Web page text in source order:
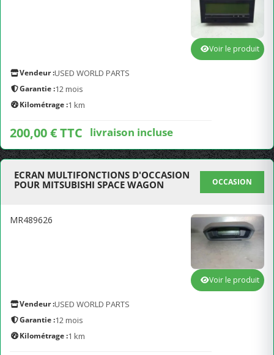
Vendeur :USED WORLD PARTS
Garantie :12 mois
Kilométrage :1 km
200,00 € TTC livraison incluse
Voir le produit
ECRAN MULTIFONCTIONS D'OCCASION
POUR MITSUBISHI SPACE WAGON
OCCASION
MR489626
Vendeur :USED WORLD PARTS
Garantie :12 mois
Kilométrage :1 km
Voir le produit